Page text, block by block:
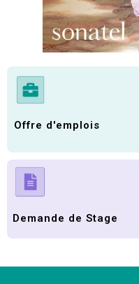
Offre d'emplois
Demande de Stage